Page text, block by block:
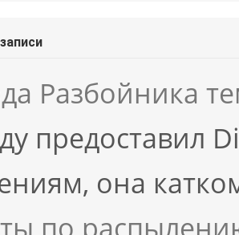
Разбойника
предоставил
она
по